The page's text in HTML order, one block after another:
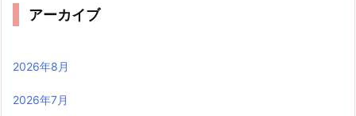
アーカイブ
2026年8月
2026年7月